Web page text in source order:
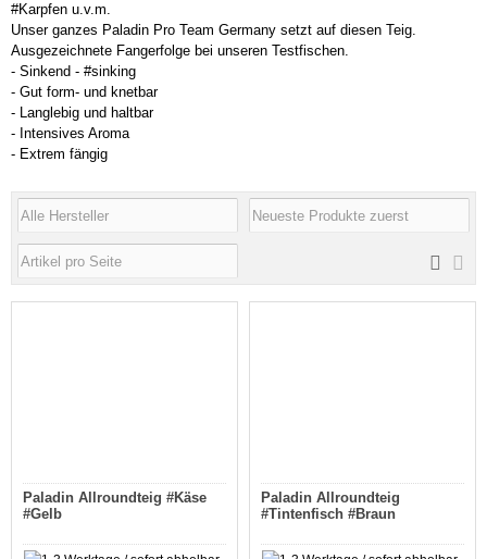
#Karpfen u.v.m.
Unser ganzes Paladin Pro Team Germany setzt auf diesen Teig.
Ausgezeichnete Fangerfolge bei unseren Testfischen.
- Sinkend - #sinking
- Gut form- und knetbar
- Langlebig und haltbar
- Intensives Aroma
- Extrem fängig
Paladin Allroundteig #Käse
#Gelb
Paladin Allroundteig
#Tintenfisch #Braun